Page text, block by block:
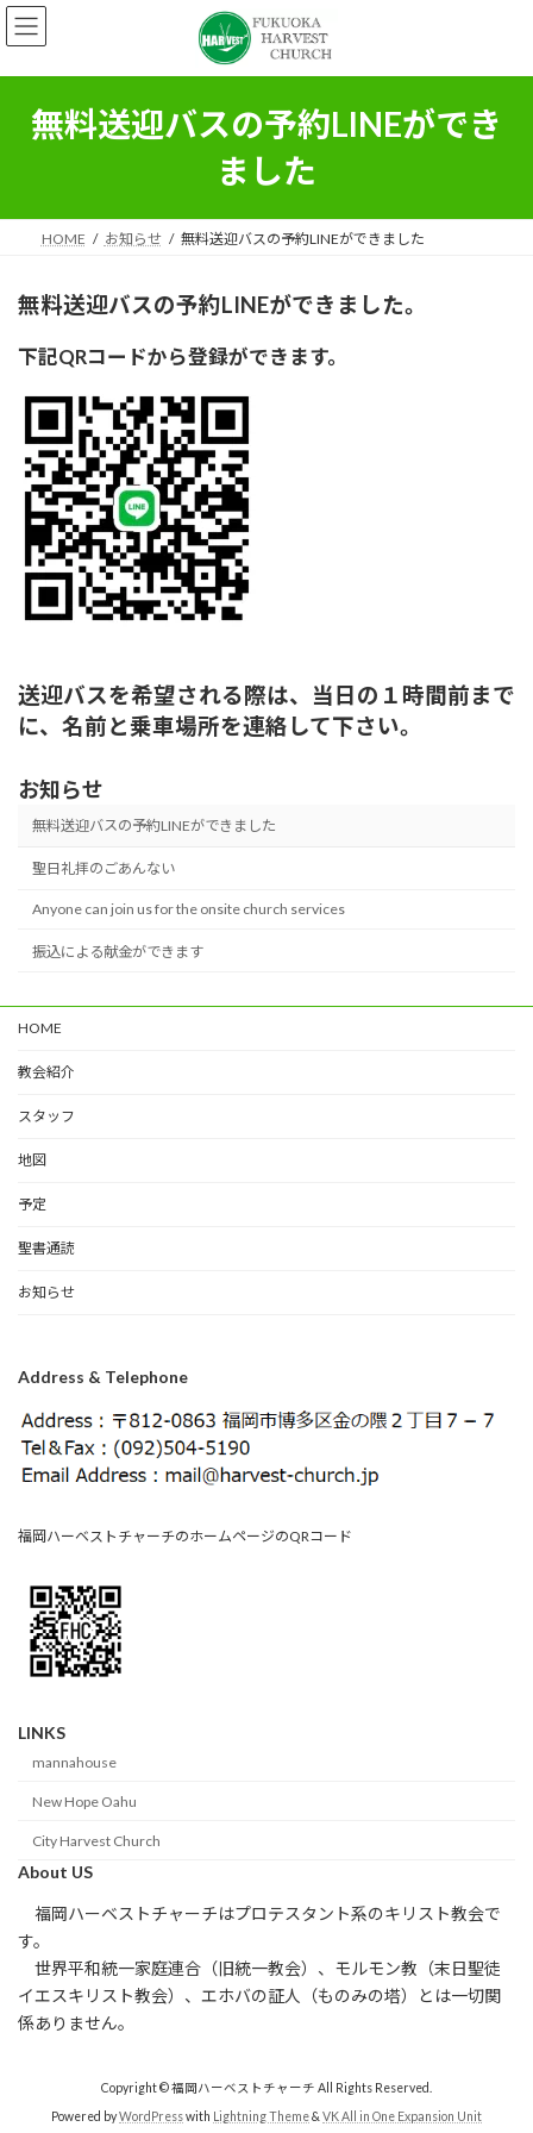
コ
ン
ン
プ
ナ
ビ
ー
動
無料送迎バスの予約LINEができ
ました
HOME お知らせ 無料送迎バスの予約LINEができました
無料送迎バスの予約LINEができました。
下記QRコードから登録ができます。
送迎バスを希望される際は、当日の１時間前まで
に、名前と乗車場所を連絡して下さい。
お知らせ
無料送迎バスの予約LINEができました
聖日礼拝のごあんない
Anyone can join us for the onsite church services
振込による献金ができます
HOME
教会紹介
スタッフ
地図
予定
聖書通読
お知らせ
Address & Telephone
福岡ハーベストチャーチのホームページのQRコード
LINKS
mannahouse
New Hope Oahu
City Harvest Church
About US
福岡ハーベストチャーチはプロテスタント系のキリスト教会で
す。
世界平和統一家庭連合（旧統一教会）、モルモン教（末日聖徒
イエスキリスト教会）、エホバの証人（ものみの塔）とは一切関
係ありません。
Copyright © 福岡ハーベストチャーチ All Rights Reserved.
Powered byWordPresswith Lightning Theme& VK All in One Expansion Unit